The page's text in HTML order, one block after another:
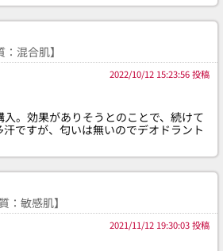
混合肌】
2022/10/12 15:23:56 投稿
。効果がありそうとのことで、続けて
ですが、匂いは無いのでデオドラント
敏感肌】
2021/11/12 19:30:03 投稿